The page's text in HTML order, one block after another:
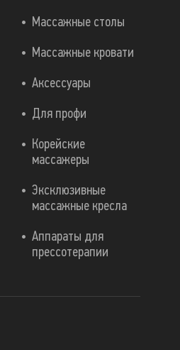
Массажные столы
Массажные кровати
Аксессуары
Для профи
Корейские
массажеры
Эксклюзивные
массажные кресла
Аппараты для
прессотерапии